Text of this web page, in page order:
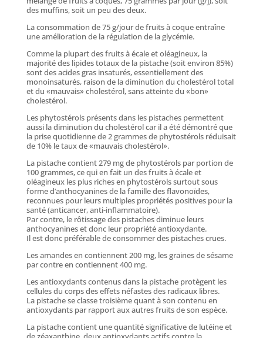
des muffins, soit un peu des deux.
La consommation de 75 g/jour de fruits à coque entraîne
une amélioration de la régulation de la glycémie.
Comme la plupart des fruits à écale et oléagineux, la
majorité des lipides totaux de la pistache (soit environ 85%)
sont des acides gras insaturés, essentiellement des
monoinsaturés, raison de la diminution du cholestérol total
et du «mauvais» cholestérol, sans atteinte du «bon»
cholestérol.
Les phytostérols présents dans les pistaches permettent
aussi la diminution du cholestérol car il a été démontré que
la prise quotidienne de 2 grammes de phytostérols réduisait
de 10% le taux de «mauvais cholestérol».
La pistache contient 279 mg de phytostérols par portion de
100 grammes, ce qui en fait un des fruits à écale et
oléagineux les plus riches en phytostérols surtout sous
forme d’anthocyanines de la famille des flavonoïdes,
reconnues pour leurs multiples propriétés positives pour la
santé (anticancer, anti-inflammatoire).
Par contre, le rôtissage des pistaches diminue leurs
anthocyanines et donc leur propriété antioxydante.
Il est donc préférable de consommer des pistaches crues.
Les amandes en contiennent 200 mg, les graines de sésame
par contre en contiennent 400 mg.
Les antioxydants contenus dans la pistache protègent les
cellules du corps des effets néfastes des radicaux libres.
La pistache se classe troisième quant à son contenu en
antioxydants par rapport aux autres fruits de son espèce.
La pistache contient une quantité significative de lutéine et